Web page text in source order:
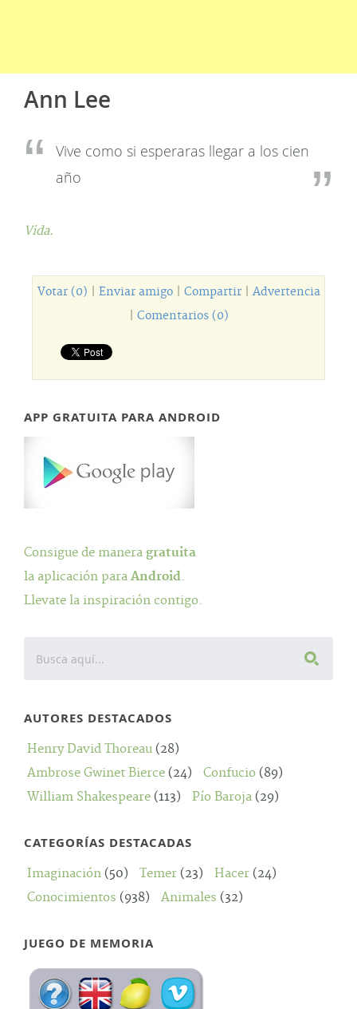
Ann Lee
Vive como si esperaras llegar a los cien
año
Vida.
Votar (0) Enviar amigo| Compartir| Advertencia
Comentarios (0)
APP GRATUITA PARA ANDROID
Consigue de manera gratuita
la aplicación para Android.
Llevate la inspiración contigo.
AUTORES DESTACADOS
Henry David Thoreau (28)
Ambrose Gwinet Bierce (24) Confucio (89)
William Shakespeare (113) Pío Baroja (29)
CATEGORÍAS DESTACADAS
Imaginación (50) Temer (23) Hacer (24)
Conocimientos (938) Animales (32)
JUEGO DE MEMORIA